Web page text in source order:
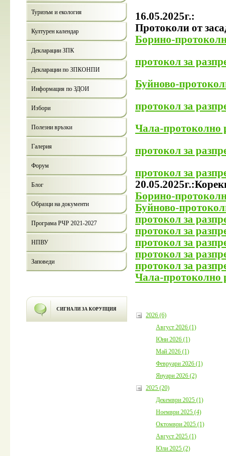
Туризъм и екология
Културен календар
Декларации ЗПК
Декларации по ЗПКОНПИ
Информация по ЗДОИ
Избори
Полезни връзки
Галерия
Форум
Блог
Образци на документи
Програма РЧР 2021-2027
НПВУ
Заповеди
СИГНАЛИ ЗА КОРУПЦИЯ
16.05.2025г.:
Протоколи от
Борино-
протокол за
Буйново-
протокол за
Чала-протоколно
протокол за
протокол за
Борино-
Буйново-
протокол за
протокол за
протокол за
протокол за
протокол за
Чала-протоколно
2026 (6)
Август 2026 (1)
Юни 2026 (1)
Май 2026 (1)
Февруари 2026 (1)
Януари 2026 (2)
2025 (20)
Декември 2025 (1)
Ноември 2025 (4)
Октомври 2025 (1)
Август 2025 (1)
Юли 2025 (2)